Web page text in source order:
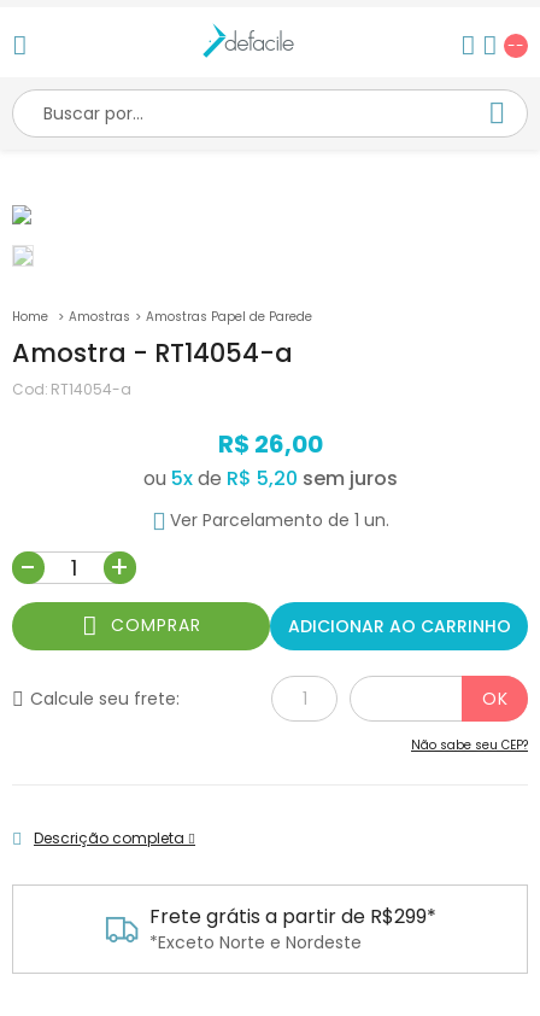
--
Amostras Amostras Papel de Parede
Amostra - RT14054-a
Cod: RT14054-a
R$ 26,00
ou 5xde R$ 5,20
Ver Parcelamento de 1 un.
- +
COMPRAR ADICIONAR AO CARRINHO
Calcule seu frete:
Não sabe seu CEP?
Descrição completa
a partir de R$299*
e Nordeste